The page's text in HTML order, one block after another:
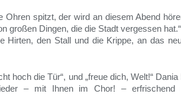
Ohren spitzt, der wird an diesem Abend
großen Dingen, die die Stadt vergessen
Hirten, den Stall und die Krippe, an das
hoch die Tür“, und „freue dich, Welt!“
– mit Ihnen im Chor! –